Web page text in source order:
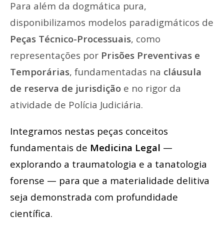
Para além da dogmática pura,
disponibilizamos modelos paradigmáticos de
Peças Técnico-Processuais, como
representações por Prisões Preventivas e
Temporárias, fundamentadas na cláusula
de reserva de jurisdição e no rigor da
atividade de Polícia Judiciária.
Integramos nestas peças conceitos
fundamentais de Medicina Legal —
explorando a traumatologia e a tanatologia
forense — para que a materialidade delitiva
seja demonstrada com profundidade
científica.